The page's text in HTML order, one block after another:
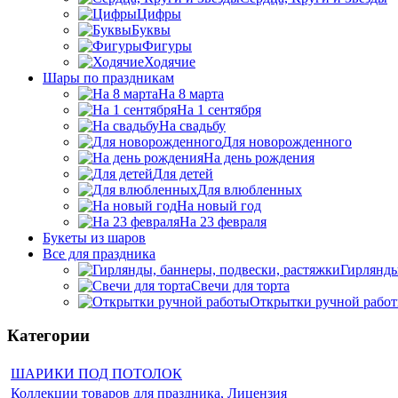
Цифры
Буквы
Фигуры
Ходячие
Шары по праздникам
На 8 марта
На 1 сентября
На свадьбу
Для новорожденного
На день рождения
Для детей
Для влюбленных
На новый год
На 23 февраля
Букеты из шаров
Bсе для праздника
Свечи для торта
Открытки ручной
Категории
ШАРИКИ ПОД ПОТОЛОК
Коллекции товаров для праздника, Лицензия